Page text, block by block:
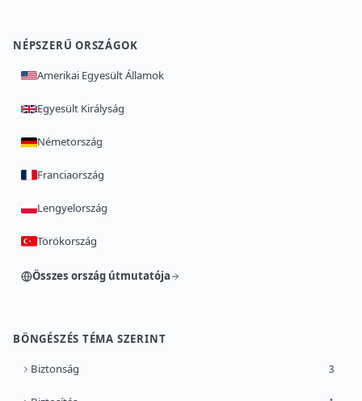
NÉPSZERŰ ORSZÁGOK
Amerikai Egyesült Államok
Egyesült Királyság
Németország
Franciaország
Lengyelország
Törökország
Összes ország útmutatója
BÖNGÉSZÉS TÉMA SZERINT
Biztonság 3